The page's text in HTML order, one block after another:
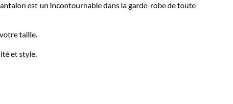
est un incontournable dans la garde-robe de toute
taille.
style.